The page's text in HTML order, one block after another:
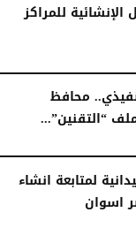
الإنشائية للمراكز
محافظ
“التقنين”...
لمتابعة انشاء
اسوان